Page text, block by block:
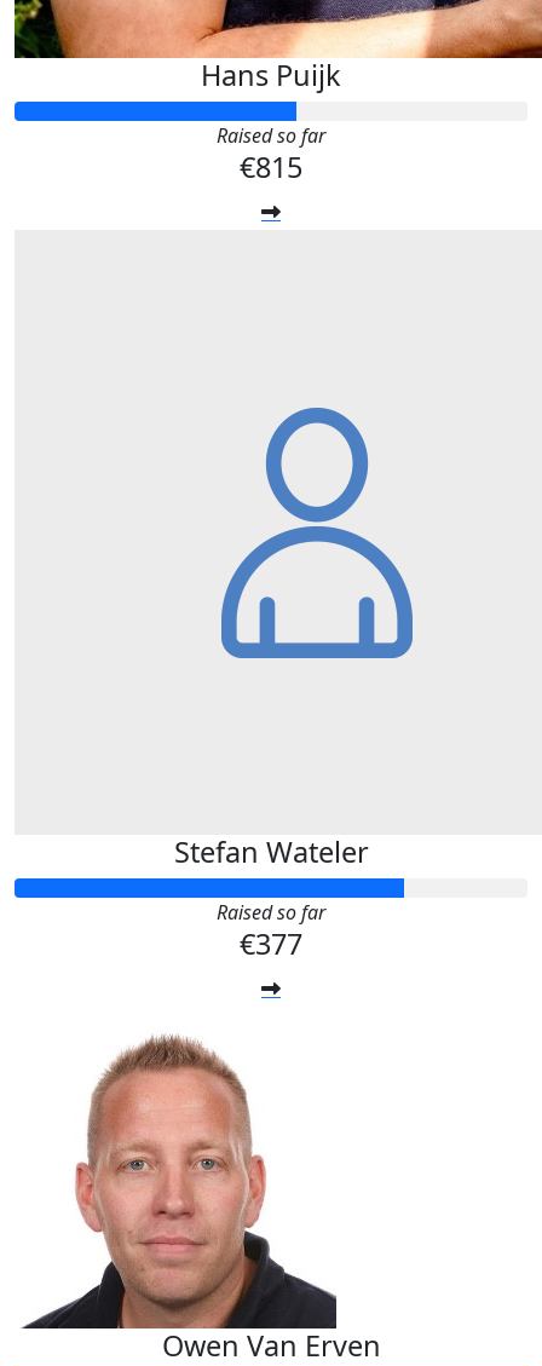
Hans Puijk
Raised so far
€815
Stefan Wateler
Raised so far
€377
Owen Van Erven